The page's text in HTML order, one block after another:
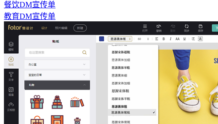
餐饮DM宣传单
教育DM宣传单